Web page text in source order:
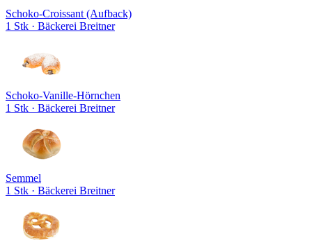
Schoko-Croissant (Aufback)
1 Stk · Bäckerei Breitner
Schoko-Vanille-Hörnchen
1 Stk · Bäckerei Breitner
Semmel
1 Stk · Bäckerei Breitner